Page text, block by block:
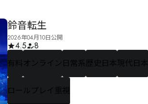
鈴音転生
2026年04月10日公開
4.5
8
有料 オンライン 日常系歴史日本現代日本
ロールプレイ重視